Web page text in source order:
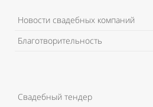
Новости свадебных компаний
Благотворительность
Свадебный тендер